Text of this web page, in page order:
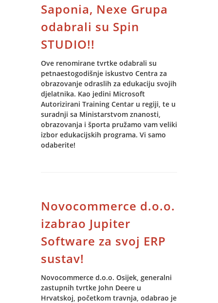
Saponia, Nexe Grupa
odabrali su Spin
STUDIO!!
Ove renomirane tvrtke odabrali su
petnaestogodišnje iskustvo Centra za
obrazovanje odraslih za edukaciju svojih
djelatnika. Kao jedini Microsoft
Autorizirani Training Centar u regiji, te u
suradnji sa Ministarstvom znanosti,
obrazovanja i športa pružamo vam veliki
izbor edukacijskih programa. Vi samo
odaberite!
Novocommerce d.o.o.
izabrao Jupiter
Software za svoj ERP
sustav!
Novocommerce d.o.o. Osijek, generalni
zastupnih tvrtke John Deere u
Hrvatskoj, početkom travnja, odabrao je